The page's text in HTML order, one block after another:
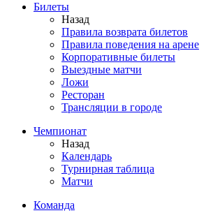
Билеты
Назад
Правила возврата билетов
Правила поведения на арене
Корпоративные билеты
Выездные матчи
Ложи
Ресторан
Трансляции в городе
Чемпионат
Назад
Календарь
Турнирная таблица
Матчи
Команда